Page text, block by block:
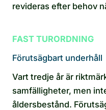
revideras efter behov
FAST TURORDNING
Förutsägbart underhåll
Vart tredje år är
samfälligheter, men
åldersbestånd.